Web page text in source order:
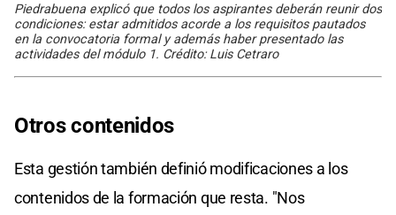
Piedrabuena explicó que todos los aspirantes deberán reunir dos
condiciones: estar admitidos acorde a los requisitos pautados
en la convocatoria formal y además haber presentado las
actividades del módulo 1. Crédito: Luis Cetraro
Otros contenidos
Esta gestión también definió modificaciones a los
contenidos de la formación que resta. "Nos